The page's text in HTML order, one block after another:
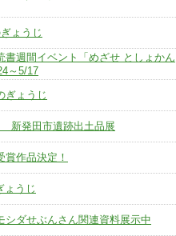
ょうじ
週間イベント「めざせ としょかん
～5/17
ぎょうじ
発田市遺跡出土品展
賞作品決定！
うじ
ダせぶんさん関連資料展示中